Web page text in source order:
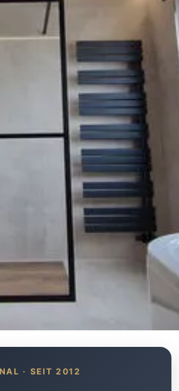
meine neue